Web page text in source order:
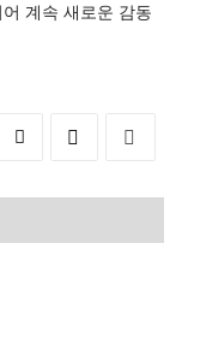
계속 새로운 감동